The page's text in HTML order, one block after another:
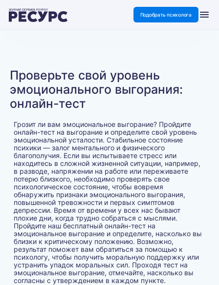
ЖУРНАЛ СЕРВИСА PSYPSY
Подобрать психолога
Проверьте свой уровень
эмоционального выгорания:
онлайн-тест
Грозит ли вам эмоциональное выгорание? Пройдите
онлайн-тест на выгорание и определите свой уровень
эмоциональной усталости. Стабильное состояние
психики — залог ментального и физического
благополучия. Если вы испытываете стресс или
находитесь в сложной жизненной ситуации, например,
в разводе, напряжении на работе или переживаете
потерю близкого, необходимо проверять свое
психологическое состояние, чтобы вовремя
обнаружить признаки эмоционального выгорания,
повышенной тревожности и первых симптомов
депрессии. Время от времени у всех нас бывают
плохие дни, когда трудно собраться с мыслями.
Пройдите наш бесплатный онлайн-тест на
эмоциональное выгорание и определите, насколько вы
близки к критическому положению. Возможно,
результат поможет вам обратиться за помощью к
психологу, чтобы получить моральную поддержку или
устранить упадок моральных сил. Проходя тест на
эмоциональное выгорание, отмечайте, насколько вы
согласны с утверждением в каждом пункте.